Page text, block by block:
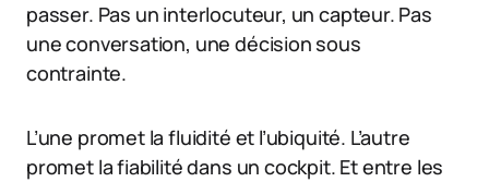
passer. Pas un interlocuteur, un capteur. Pas
une conversation, une décision sous
contrainte.
L’une promet la fluidité et l’ubiquité. L’autre
promet la fiabilité dans un cockpit. Et entre les